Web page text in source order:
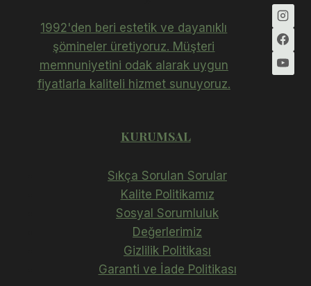
1992'den beri estetik ve dayanıklı
şömineler üretiyoruz. Müşteri
memnuniyetini odak alarak uygun
fiyatlarla kaliteli hizmet sunuyoruz.
KURUMSAL
Sıkça Sorulan Sorular
Kalite Politikamız
Sosyal Sorumluluk
Değerlerimiz
Gizlilik Politikası
Garanti ve İade Politikası